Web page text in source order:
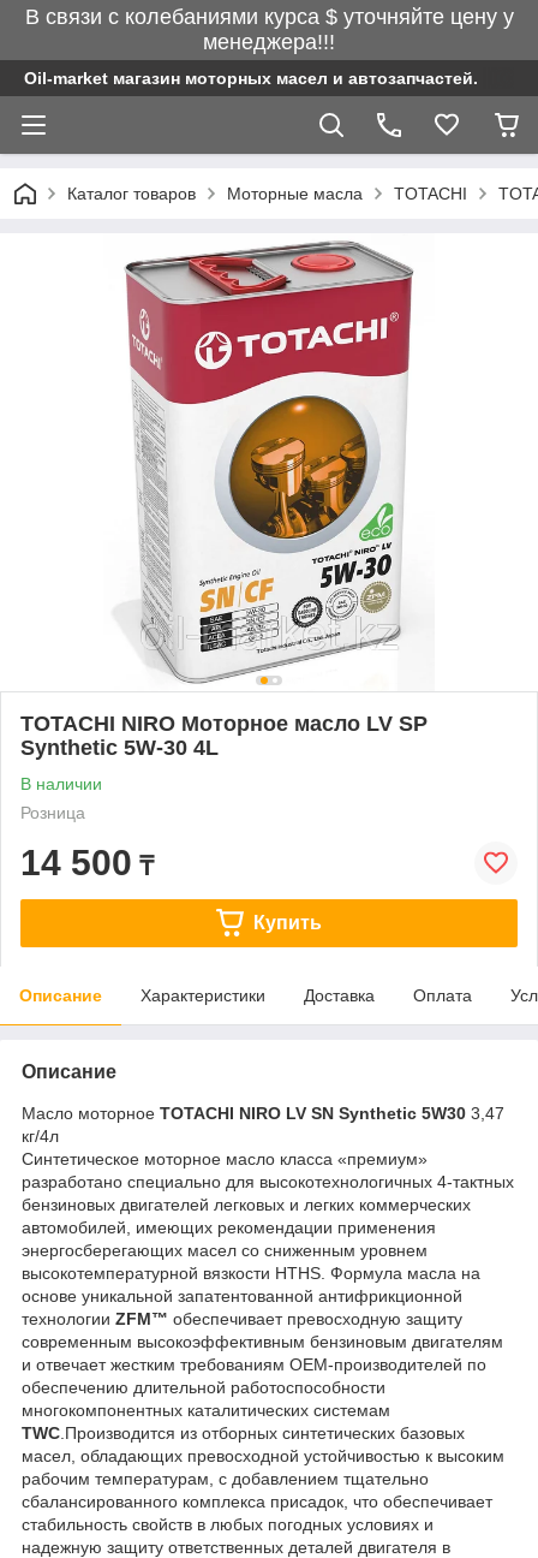
В связи с колебаниями курса $ уточняйте цену у
менеджера!!!
Oil-market магазин моторных масел и автозапчастей.
Каталог товаров Моторные масла TOTACHI
TOTACHI NIRO Моторное масло LV SP
Synthetic 5W-30 4L
В наличии
Розница
14 500 ₸
Купить
Описание Характеристики Доставка Оплата
Описание
Масло моторное TOTACHI NIRO LV SN Synthetic 5W30 3,47
кг/4л
Синтетическое моторное масло класса «премиум»
разработано специально для высокотехнологичных 4-тактных
бензиновых двигателей легковых и легких коммерческих
автомобилей, имеющих рекомендации применения
энергосберегающих масел со сниженным уровнем
высокотемпературной вязкости HTHS. Формула масла на
основе уникальной запатентованной антифрикционной
технологии ZFM™ обеспечивает превосходную защиту
современным высокоэффективным бензиновым двигателям
и отвечает жестким требованиям ОЕМ-производителей по
обеспечению длительной работоспособности
многокомпонентных каталитических системам
TWC .Производится из отборных синтетических базовых
масел, обладающих превосходной устойчивостью к высоким
рабочим температурам, с добавлением тщательно
сбалансированного комплекса присадок, что обеспечивает
стабильность свойств в любых погодных условиях и
надежную защиту ответственных деталей двигателя в